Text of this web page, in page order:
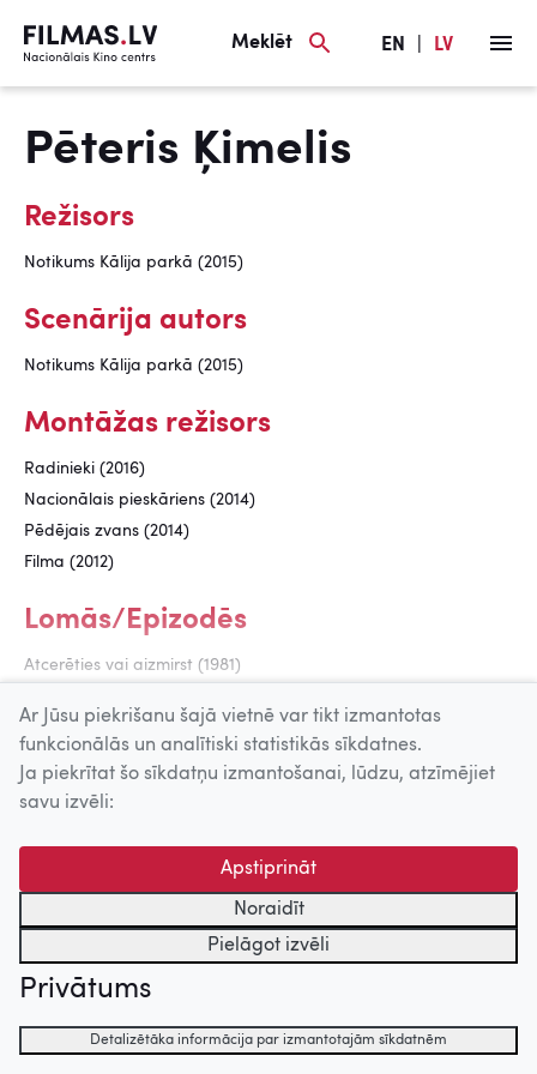
Meklēt EN LV
Pēteris Ķimelis
Režisors
Notikums Kālija parkā (2015)
Scenārija autors
Notikums Kālija parkā (2015)
Montāžas režisors
Radinieki (2016)
Nacionālais pieskāriens (2014)
Pēdējais zvans (2014)
Filma (2012)
Lomās/Epizodēs
Atcerēties vai aizmirst (1981)
centrs. Sadarbības partneris: Latvijas Valsts
kinofotofonodokumentu arhīvs.
Ar Jūsu piekrišanu šajā vietnē var tikt izmantotas
funkcionālās un analītiski statistikās sīkdatnes.
Ja piekrītat šo sīkdatņu izmantošanai, lūdzu, atzīmējiet
savu izvēli:
Apstiprināt
Noraidīt
Pielāgot izvēli
Privātums
Detalizētāka informācija par izmantotajām sīkdatnēm